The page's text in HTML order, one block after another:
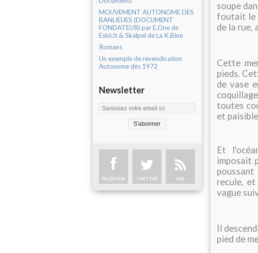
MOUVEMENT AUTONOME DES
BANLIEUES (DOCUMENT
FONDATEUR) par E.One de
Eskicit & Skalpel de La K.Bine
Romans
Un exemple de revendication
Autonome dès 1972
Newsletter
FACEBOOK TWITTER RSS
soupe
foutait le
de la rue,
Cette
pieds.
de vase
toutes
et
Et
imposait
recule,
vague
Il
pied de